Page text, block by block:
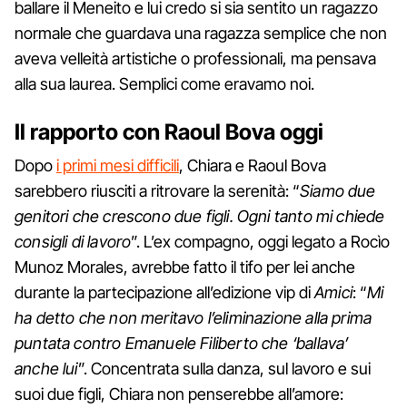
ballare il Meneito e lui credo si sia sentito un ragazzo
normale che guardava una ragazza semplice che non
aveva velleità artistiche o professionali, ma pensava
alla sua laurea. Semplici come eravamo noi.
Il rapporto con Raoul Bova oggi
Dopoi primi mesi difficili, Chiara e Raoul Bova
sarebbero riusciti a ritrovare la serenità: “Siamo due
genitori che crescono due figli. Ogni tanto mi chiede
consigli di lavoro”. L’ex compagno, oggi legato a Rocìo
Munoz Morales, avrebbe fatto il tifo per lei anche
durante la partecipazione all’edizione vip diAmici: “Mi
ha detto che non meritavo l’eliminazione alla prima
puntata contro Emanuele Filiberto che ‘ballava’
anche lui”. Concentrata sulla danza, sul lavoro e sui
suoi due figli, Chiara non penserebbe all’amore: